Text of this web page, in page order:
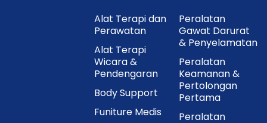
Alat Terapi dan
Perawatan
Alat Terapi
Wicara &
Pendengaran
Body Support
Funiture Medis
Peralatan
Gawat Darurat
& Penyelamatan
Peralatan
Keamanan &
Pertolongan
Pertama
Peralatan